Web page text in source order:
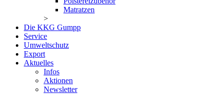
Matratzen
>
Die KKG Gumpp
Service
Umweltschutz
Export
Aktuelles
Infos
Aktionen
Newsletter